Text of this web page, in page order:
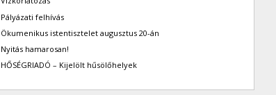
Pályázati felhívás
Ökumenikus istentisztelet augusztus 20-án
Nyitás hamarosan!
HŐSÉGRIADÓ – Kijelölt hűsölőhelyek